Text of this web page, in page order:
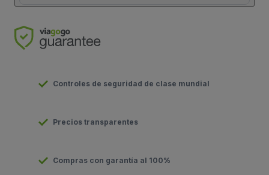
Controles de seguridad de clase mundial
Precios transparentes
Compras con garantía al 100%